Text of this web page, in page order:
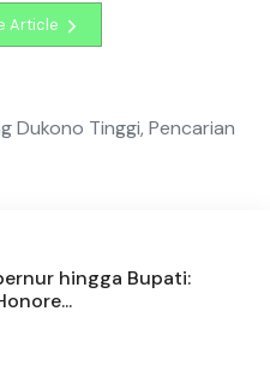
Article
Dukono Tinggi, Pencarian
hingga Bupati: